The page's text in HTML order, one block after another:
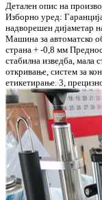
Детален опис на
Изборно уред:
надворешен дијаметар
Машина за автоматско
страна + -0,8 мм
стабилна изведба, мала
откривање, систем за
етикетирање. 3,